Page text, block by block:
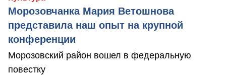
Морозовчанка Мария Ветошнова
представила наш опыт на крупной
конференции
Морозовский район вошел в федеральную
повестку